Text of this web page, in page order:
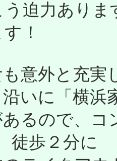
う迫力あり
！
意外と充実
いに「横浜
あるので、
、徒歩２分